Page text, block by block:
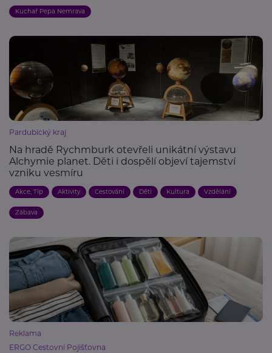
Kuchař Pepa Nemrava
Pardubický kraj
Na hradě Rychmburk otevřeli unikátní výstavu
Alchymie planet. Děti i dospělí objeví tajemství
vzniku vesmíru
Akce, Tip Aktivity Cestování Děti Kultura Vzdělání
Zábava
Reklama
ERGO Cestovní Pojišťovna